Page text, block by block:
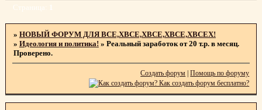
Страница: 1
» НОВЫЙ ФОРУМ ДЛЯ ВСЕ,ХВСЕ,ХВСЕ,ХВСЕ,ХВСЕХ!
» Идеология и политика! » Реальный заработок от 20 т.р. в месяц.
Проверено.
Создать форум |Помощь по форуму